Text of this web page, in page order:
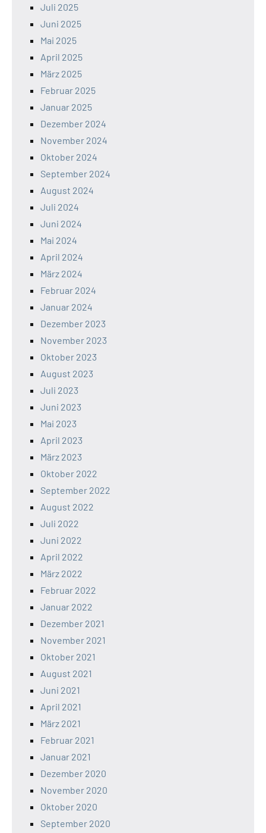
Juli 2025
Juni 2025
Mai 2025
April 2025
März 2025
Februar 2025
Januar 2025
Dezember 2024
November 2024
Oktober 2024
September 2024
August 2024
Juli 2024
Juni 2024
Mai 2024
April 2024
März 2024
Februar 2024
Januar 2024
Dezember 2023
November 2023
Oktober 2023
August 2023
Juli 2023
Juni 2023
Mai 2023
April 2023
März 2023
Oktober 2022
September 2022
August 2022
Juli 2022
Juni 2022
April 2022
März 2022
Februar 2022
Januar 2022
Dezember 2021
November 2021
Oktober 2021
August 2021
Juni 2021
April 2021
März 2021
Februar 2021
Januar 2021
Dezember 2020
November 2020
Oktober 2020
September 2020